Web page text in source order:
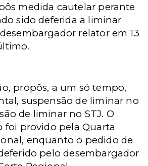
medida cautelar perante
sido deferida a liminar
relator em 13
propôs, a um só tempo,
suspensão de liminar no
de liminar no STJ. O
foi provido pela Quarta
enquanto o pedido de
pelo desembargador